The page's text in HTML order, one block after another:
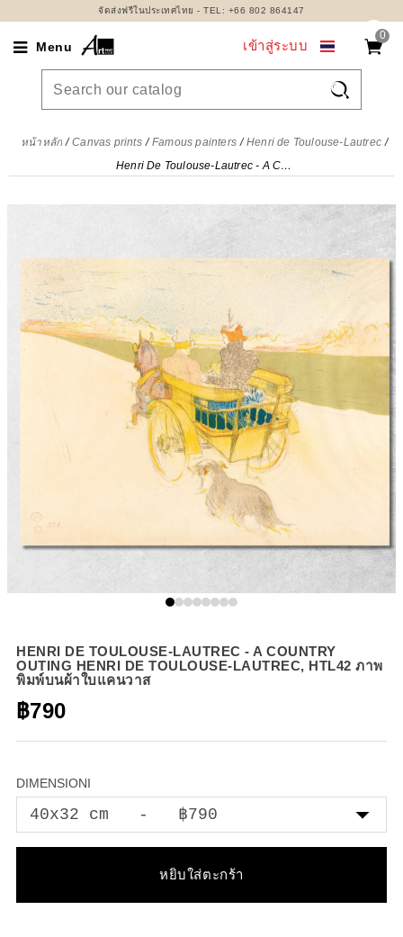
จัดส่งฟรีในประเทศไทย - TEL: +66 802 864147
Menu
0

เข้าสู่ระบบ
หน้าหลัก Canvas prints Famous painters
Henri de Toulouse-Lautrec
Henri De Toulouse-Lautrec - A Country Outing Henri de Toulouse-Lautrec, htl42 ภาพพิมพ์บนผ้าใบแคนวาส
HENRI DE TOULOUSE-LAUTREC - A COUNTRY
OUTING HENRI DE TOULOUSE-LAUTREC, HTL42 ภาพ
พิมพ์บนผ้าใบแคนวาส
฿790
DIMENSIONI
หยิบใส่ตะกร้า